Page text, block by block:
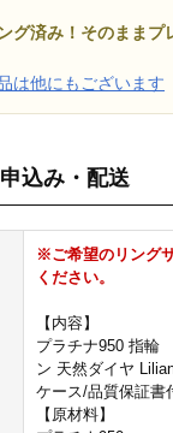
グ済み！そのままプ
は他にもございます
込み・配送
※ご希望のリング
ください。
【内容】
プラチナ950 指輪
ン 天然ダイヤ
ケース/品質保証書
【原材料】